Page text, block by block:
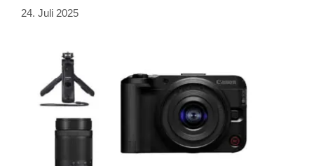
24. Juli 2025